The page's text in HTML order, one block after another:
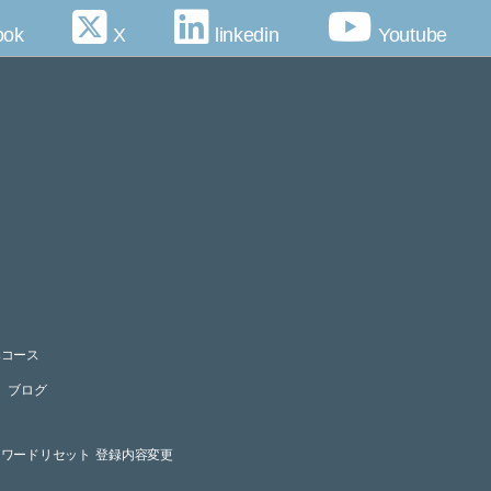
X linkedin Youtube
ース
ブログ
ードリセット 登録内容変更